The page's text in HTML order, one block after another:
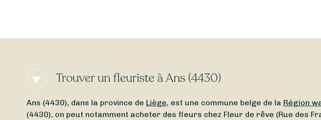
Trouver un fleuriste à Ans (4430)
Ans (4430), dans la province de Liège, est une commune belge de la Région
(4430), on peut notamment acheter des fleurs chez Fleur de rêve (Rue des